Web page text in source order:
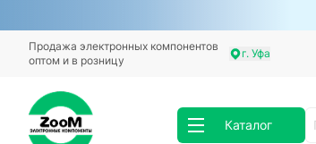
Продажа электронных компонентов
оптом и в розницу
г. Уфа
Каталог